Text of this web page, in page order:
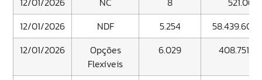
12/01/2026
NDF 5.254
12/01/2026
Opções
Flexíveis
6.029